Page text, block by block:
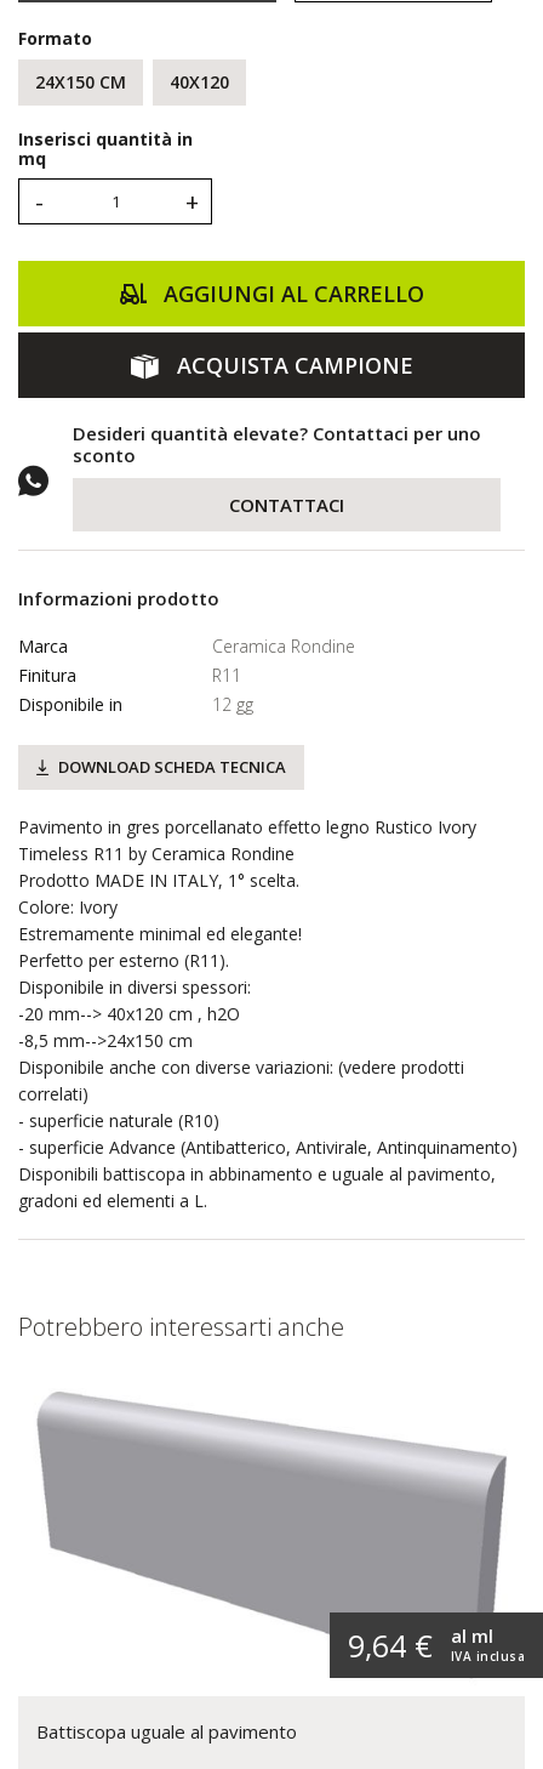
Formato
24X150 CM
40X120
Inserisci quantità in
mq
- +
AGGIUNGI AL CARRELLO
ACQUISTA CAMPIONE
Desideri quantità elevate? Contattaci per uno
sconto
CONTATTACI
Informazioni prodotto
Marca
Ceramica Rondine
Finitura
R11
Disponibile in
12 gg
DOWNLOAD SCHEDA TECNICA
Pavimento in gres porcellanato effetto legno Rustico Ivory
Timeless R11 by Ceramica Rondine
Prodotto MADE IN ITALY, 1° scelta.
Colore: Ivory
Estremamente minimal ed elegante!
Perfetto per esterno (R11).
Disponibile in diversi spessori:
-20 mm--> 40x120 cm , h2O
-8,5 mm-->24x150 cm
Disponibile anche con diverse variazioni: (vedere prodotti
correlati)
- superficie naturale (R10)
- superficie Advance (Antibatterico, Antivirale, Antinquinamento)
Disponibili battiscopa in abbinamento e uguale al pavimento,
gradoni ed elementi a L.
Potrebbero interessarti anche
9,64 € IVA inclusa
al ml
Battiscopa uguale al pavimento